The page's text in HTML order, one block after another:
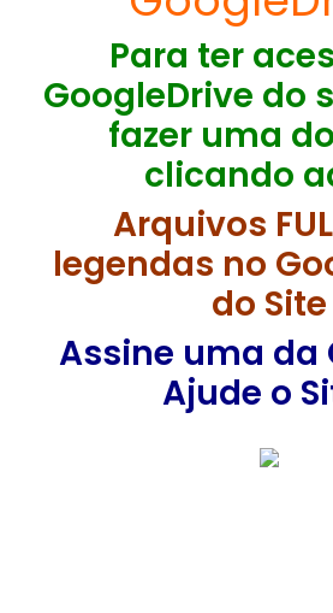
Para ter
GoogleDrive do
fazer uma
clicando
Arquivos
legendas no
do Site
Assine uma da
Ajude o